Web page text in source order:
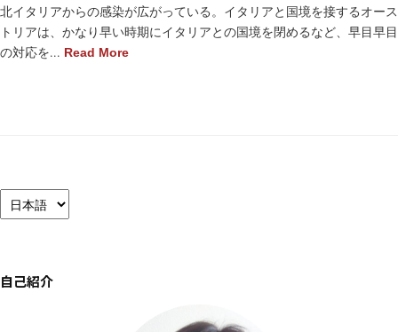
北イタリアからの感染が広がっている。イタリアと国境を接するオース
トリアは、かなり早い時期にイタリアとの国境を閉めるなど、早目早目
の対応を... Read More
語
択
自己紹介